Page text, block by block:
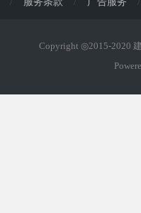
Copyright ◎2015-2020